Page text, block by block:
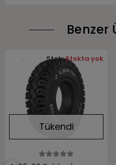
Benzer
Tükendi
Stok:Stokta yok